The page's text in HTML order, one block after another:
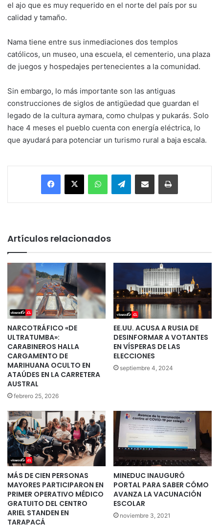
el ajo que es muy requerido en el norte del país por su
calidad y tamaño.
Nama tiene entre sus inmediaciones dos templos
católicos, un museo, una escuela, el cementerio, una plaza
de juegos y hospedajes pertenecientes a la comunidad.
Sin embargo, lo más importante son las antiguas
construcciones de siglos de antigüedad que guardan el
legado de la cultura aymara, como chulpas y pukarás. Solo
hace 4 meses el pueblo cuenta con energía eléctrica, lo
que ayudará para potenciar un turismo rural a baja escala.
Facebook
X WhatsAppTelegramEnviar vía email Imprimir
Artículos relacionados
NARCOTRÁFICO «DE
ULTRATUMBA»:
CARABINEROS HALLA
CARGAMENTO DE
MARIHUANA OCULTO EN
ATAÚDES EN LA CARRETERA
AUSTRAL
febrero 25, 2026
EE.UU. ACUSA A RUSIA DE
DESINFORMAR A VOTANTES
EN VÍSPERAS DE LAS
ELECCIONES
septiembre 4, 2024
MÁS DE CIEN PERSONAS
MAYORES PARTICIPARON EN
PRIMER OPERATIVO MÉDICO
GRATUITO DEL CENTRO
ARIEL STANDEN EN
TARAPACÁ
MINEDUC INAUGURÓ
PORTAL PARA SABER CÓMO
AVANZA LA VACUNACIÓN
ESCOLAR
noviembre 3, 2021